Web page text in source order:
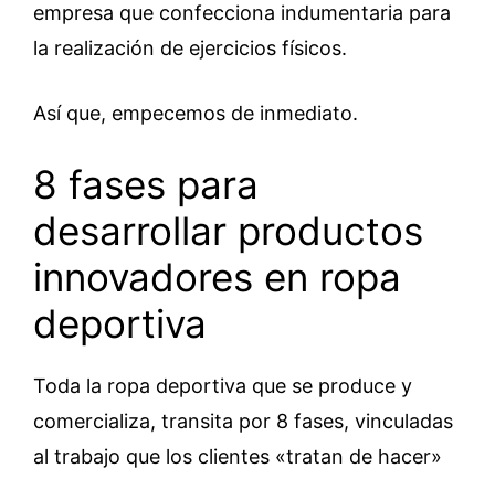
empresa que confecciona indumentaria para
la realización de ejercicios físicos.
Así que, empecemos de inmediato.
8 fases para
desarrollar productos
innovadores en ropa
deportiva
Toda la ropa deportiva que se produce y
comercializa, transita por 8 fases, vinculadas
al trabajo que los clientes «tratan de hacer»